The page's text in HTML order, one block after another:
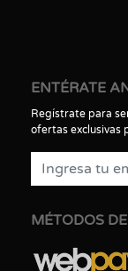
ENTÉRATE
Regístrate para
ofertas exclusivas
MÉTODOS